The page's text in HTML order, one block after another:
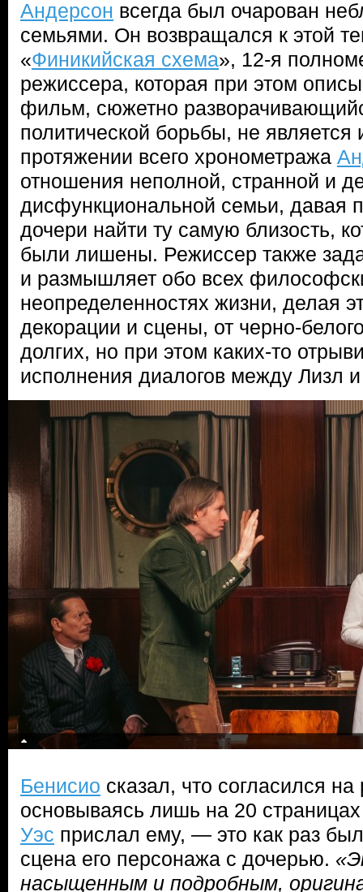
Андерсон всегда был очарован
семьями. Он возвращался к этой
«Финикийская схема», 12-я
режиссера, которая при этом
фильм, сюжетно
политической борьбы, не
протяжении всего хронометража
отношения неполной, странной и
дисфункциональной семьи, давая
дочери найти ту самую близость,
были лишены. Режиссер также
и размышляет обо всех
неопределенностях жизни, делая
декорации и сцены, от черно-
долгих, но при этом каких-то
исполнения диалогов между Лизл
Бенисио сказал, что согласился
основываясь лишь на 20
Уэс прислал ему, — это как раз
сцена его персонажа с дочерью.
насыщенным и подробным,